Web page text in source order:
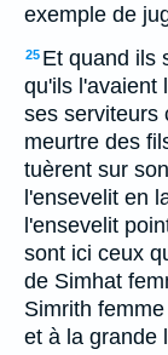
exemple de
25 Et quand ils
qu'ils l'avaient
ses serviteurs
meurtre des
tuèrent sur
l'ensevelit en
l'ensevelit
sont ici ceux
de Simhat
Simrith
et à la grande